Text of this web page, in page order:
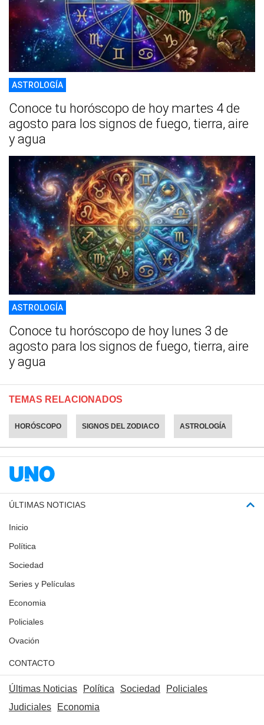
ASTROLOGÍA
Conoce tu horóscopo de hoy martes 4 de
agosto para los signos de fuego, tierra, aire
y agua
ASTROLOGÍA
Conoce tu horóscopo de hoy lunes 3 de
agosto para los signos de fuego, tierra, aire
y agua
TEMAS RELACIONADOS
HORÓSCOPO SIGNOS DEL ZODIACO ASTROLOGÍA
ÚLTIMAS NOTICIAS
Inicio
Política
Sociedad
Series y Películas
Economia
Policiales
Ovación
CONTACTO
Últimas Noticias Política Sociedad
Policiales
Judiciales
Economia